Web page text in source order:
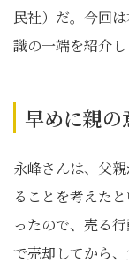
民社）だ。今回
識の一端を紹介し
早めに親の
永峰さんは、父
ることを考えた
ったので、売る
で売却してから